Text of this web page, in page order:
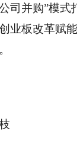
司并购”模式
业板改革赋